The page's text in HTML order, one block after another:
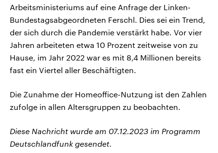
Arbeitsministeriums auf eine Anfrage der Linken-
Bundestagsabgeordneten Ferschl. Dies sei ein Trend,
der sich durch die Pandemie verstärkt habe. Vor vier
Jahren arbeiteten etwa 10 Prozent zeitweise von zu
Hause, im Jahr 2022 war es mit 8,4 Millionen bereits
fast ein Viertel aller Beschäftigten.
Die Zunahme der Homeoffice-Nutzung ist den Zahlen
zufolge in allen Altersgruppen zu beobachten.
Diese Nachricht wurde am 07.12.2023 im Programm
Deutschlandfunk gesendet.